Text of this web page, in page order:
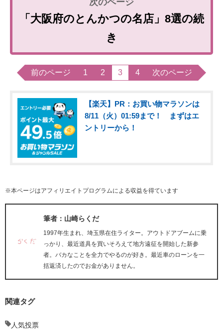
「大阪府のとんかつの名店」8選の続
き
前のページ 1 2 3 4 次のページ
【楽天】PR：お買い物マラソンは
8/11（火）01:59まで！ まずはエ
ントリーから！
※本ページはアフィリエイトプログラムによる収益を得ています
筆者：山崎らくだ
1997年生まれ、埼玉県在住ライター。アウトドアブームに乗
っかり、最近道具を買いそろえて地方遠征を開始した新参
者。バカなことを全力でやるのが好き。最近車のローンを一
括返済したのでお金がありません。
関連タグ
人気投票